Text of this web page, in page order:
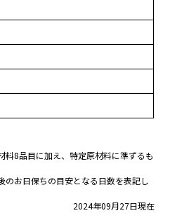
8品目に加え、特定原材料に準ずるも
お日保ちの目安となる日数を表記し
2024年09月27日現在